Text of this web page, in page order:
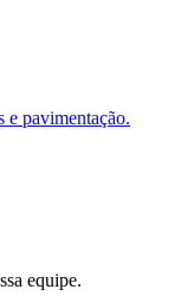
e pavimentação.
equipe.